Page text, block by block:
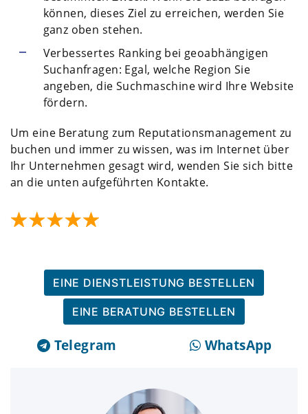
können, dieses Ziel zu erreichen, werden Sie
ganz oben stehen.
Verbessertes Ranking bei geoabhängigen
Suchanfragen: Egal, welche Region Sie
angeben, die Suchmaschine wird Ihre Website
fördern.
Um eine Beratung zum Reputationsmanagement zu
buchen und immer zu wissen, was im Internet über
Ihr Unternehmen gesagt wird, wenden Sie sich bitte
an die unten aufgeführten Kontakte.
EINE DIENSTLEISTUNG BESTELLEN
EINE BERATUNG BESTELLEN
Telegram WhatsApp